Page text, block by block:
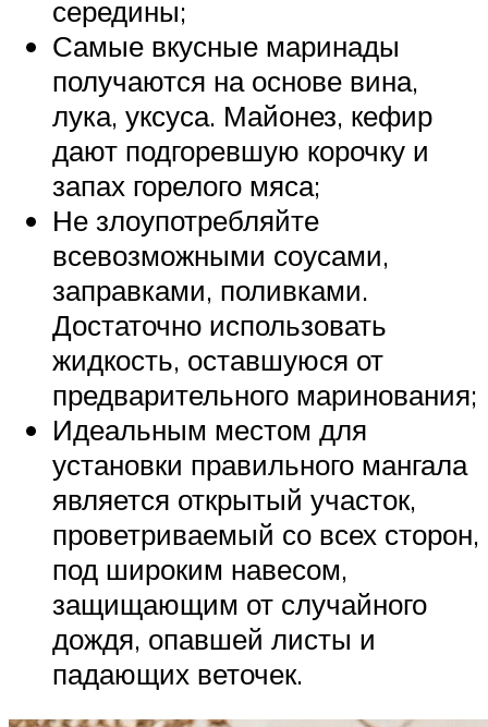
середины;
Самые вкусные маринады
получаются на основе вина,
лука, уксуса. Майонез, кефир
дают подгоревшую корочку и
запах горелого мяса;
Не злоупотребляйте
всевозможными соусами,
заправками, поливками.
Достаточно использовать
жидкость, оставшуюся от
предварительного маринования;
Идеальным местом для
установки правильного мангала
является открытый участок,
проветриваемый со всех сторон,
под широким навесом,
защищающим от случайного
дождя, опавшей листы и
падающих веточек.